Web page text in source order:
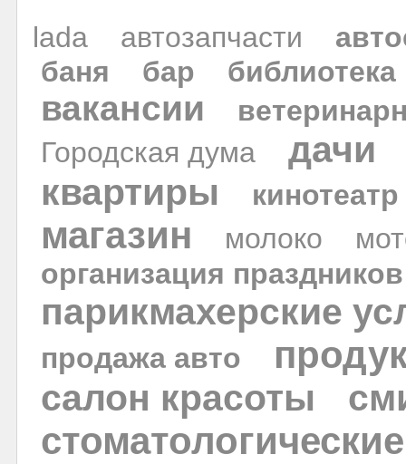
lada автозапчасти
баня
бар библиотека
вакансии
Городская дума
дачи
квартиры
кинотеатр
магазин моло­ко
организация праздников
парикмахерские
продажа авто
салон красоты